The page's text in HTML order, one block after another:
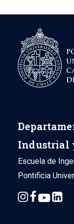
Industrial
Escuela de
Pontificia